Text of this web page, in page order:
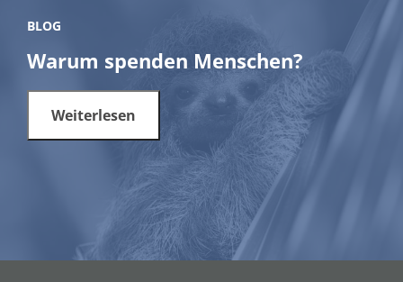
BLOG
Warum spenden Menschen?
Weiterlesen